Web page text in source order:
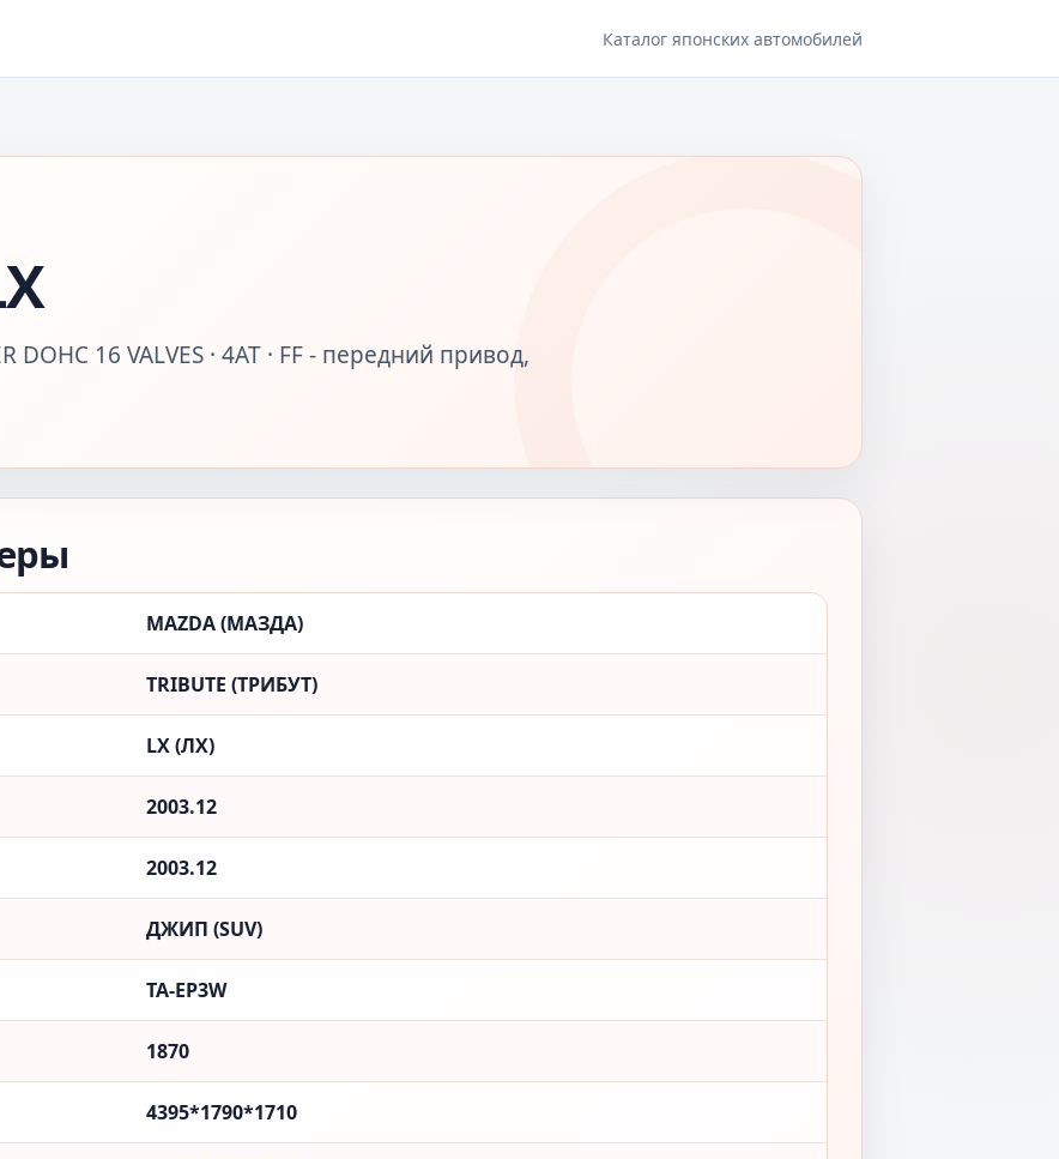
Каталог японских автомобилей
DOHC 16 VALVES · 4AT · FF - передний привод,
MAZDA (МАЗДА)
TRIBUTE (ТРИБУТ)
LX (ЛX)
2003.12
2003.12
ДЖИП (SUV)
TA-EP3W
1870
4395*1790*1710